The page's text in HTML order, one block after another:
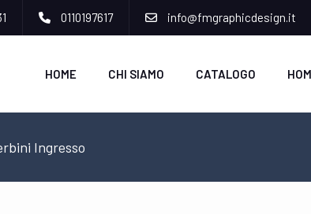
0110197617 info@fmgraphicdesign.it
HOME CHI SIAMO CATALOGO
Ingresso